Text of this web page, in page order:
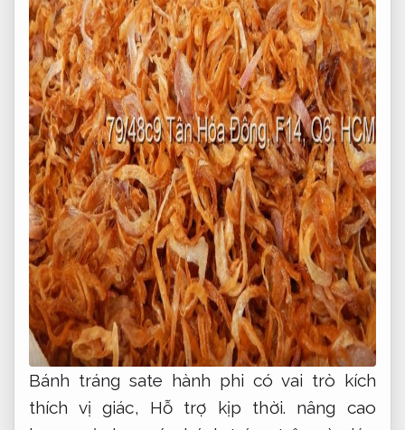
Bánh tráng sate hành phi có vai trò kích
thích vị giác, Hỗ trợ kịp thời. nâng cao